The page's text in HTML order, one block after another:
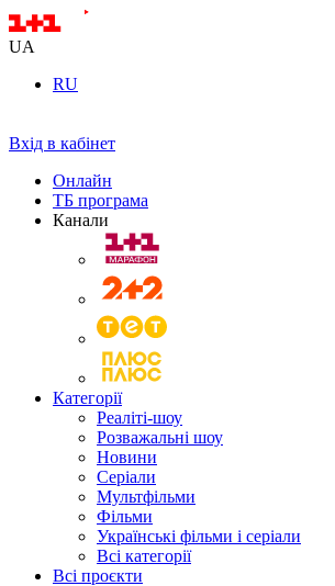
UA
RU
Вхід в кабінет
Онлайн
ТБ програма
Канали
Категорії
Реаліті-шоу
Розважальні шоу
Новини
Серіали
Мультфільми
Фільми
Українські фільми і серіали
Всі категорії
Всі проєкти